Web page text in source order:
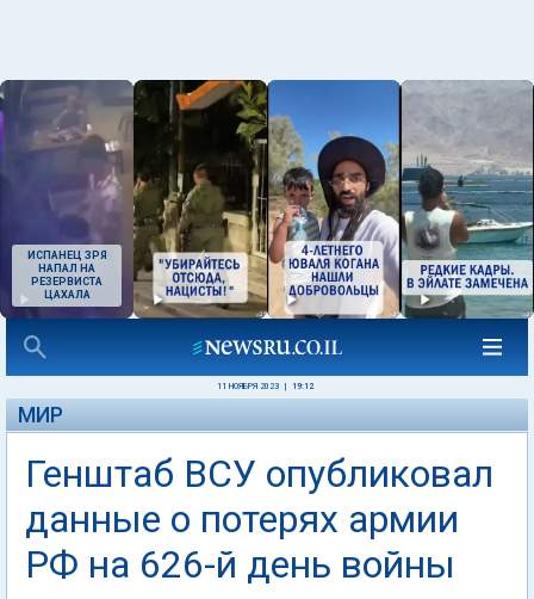
ИСПАНЕЦ ЗРЯ
НАПАЛ НА
РЕЗЕРВИСТА
ЦАХАЛА
11 НОЯБРЯ 2023 19:12
МИР
Генштаб ВСУ опубликовал
данные о потерях армии
РФ на 626-й день войны